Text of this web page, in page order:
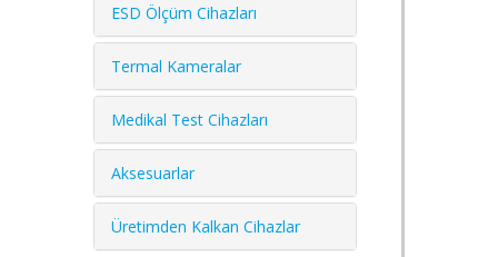
ESD Ölçüm Cihazları
Termal Kameralar
Medikal Test Cihazları
Aksesuarlar
Üretimden Kalkan Cihazlar